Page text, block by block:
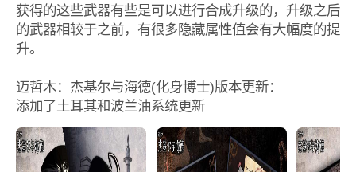
获得的这些武器有些是可以进行合成升级的，升级之后
的武器相较于之前，有很多隐藏属性值会有大幅度的提
升。
迈哲木：杰基尔与海德(化身博士)版本更新：
添加了土耳其和波兰油系统更新